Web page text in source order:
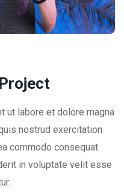
ut labore et dolore magna
nostrud exercitation
commodo consequat.
in voluptate velit esse